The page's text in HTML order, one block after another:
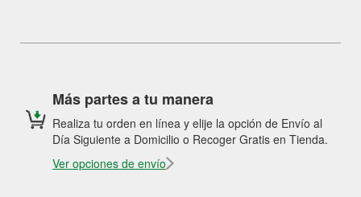
Más partes a tu manera
Realiza tu orden en línea y elije la opción de Envío al
Día Siguiente a Domicilio o Recoger Gratis en Tienda.
Ver opciones de envío